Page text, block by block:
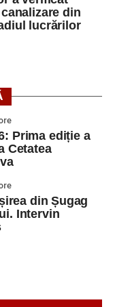
Grama, alături de
consacrați, cât
cinematografică
mai multe producții
Gabi Suciu
lungul timpului la
europene de
ul susținut de
show de lasere în
din
lucrărilor
Prima ediție a
Cetatea
din Șugag
Intervin